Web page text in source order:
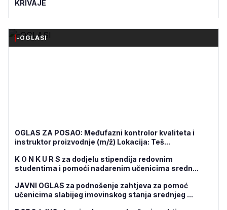
KRIVAJE
-OGLASI
OGLAS ZA POSAO: Međufazni kontrolor kvaliteta i
instruktor proizvodnje (m/ž) Lokacija: Teš...
K O N K U R S za dodjelu stipendija redovnim
studentima i pomoći nadarenim učenicima sredn...
JAVNI OGLAS za podnošenje zahtjeva za pomoć
učenicima slabijeg imovinskog stanja srednjeg ...